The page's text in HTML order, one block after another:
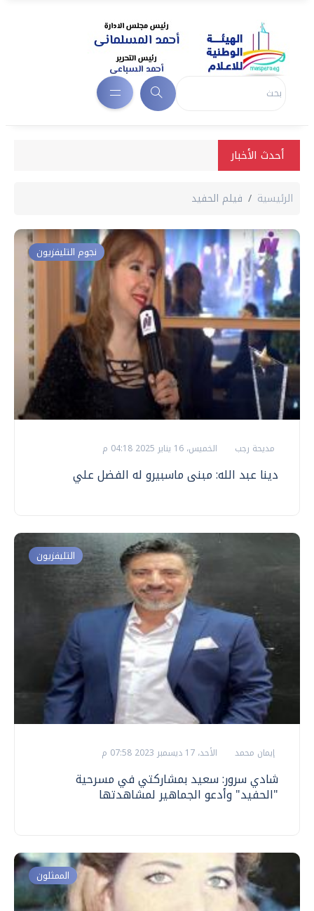
أحدث الأخبار
الرئيسية فيلم الحفيد
نجوم التليفزيون
مديحة رجب الخميس، 16 يناير 2025 04:18 م
دينا عبد الله: مبنى ماسبيرو له الفضل علي
التليفزيون
إيمان محمد الأحد، 17 ديسمبر 2023 07:58 م
شادي سرور: سعيد بمشاركتي في مسرحية
"الحفيد" وأدعو الجماهير لمشاهدتها
الممثلون